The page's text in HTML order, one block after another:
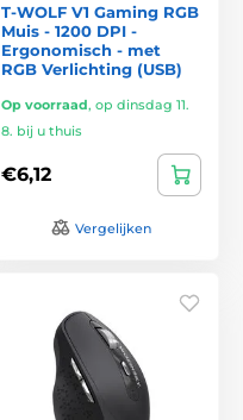
T-WOLF V1 Gaming RGB
Muis - 1200 DPI -
Ergonomisch - met
RGB Verlichting (USB)
Op voorraad, op dinsdag 11.
8. bij u thuis
€6,12
Vergelijken